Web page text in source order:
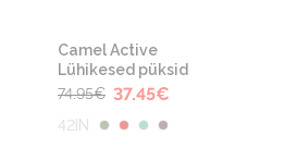
-50%
Camel Active
Lühikesed püksid
74.95€ 37.45€
42IN